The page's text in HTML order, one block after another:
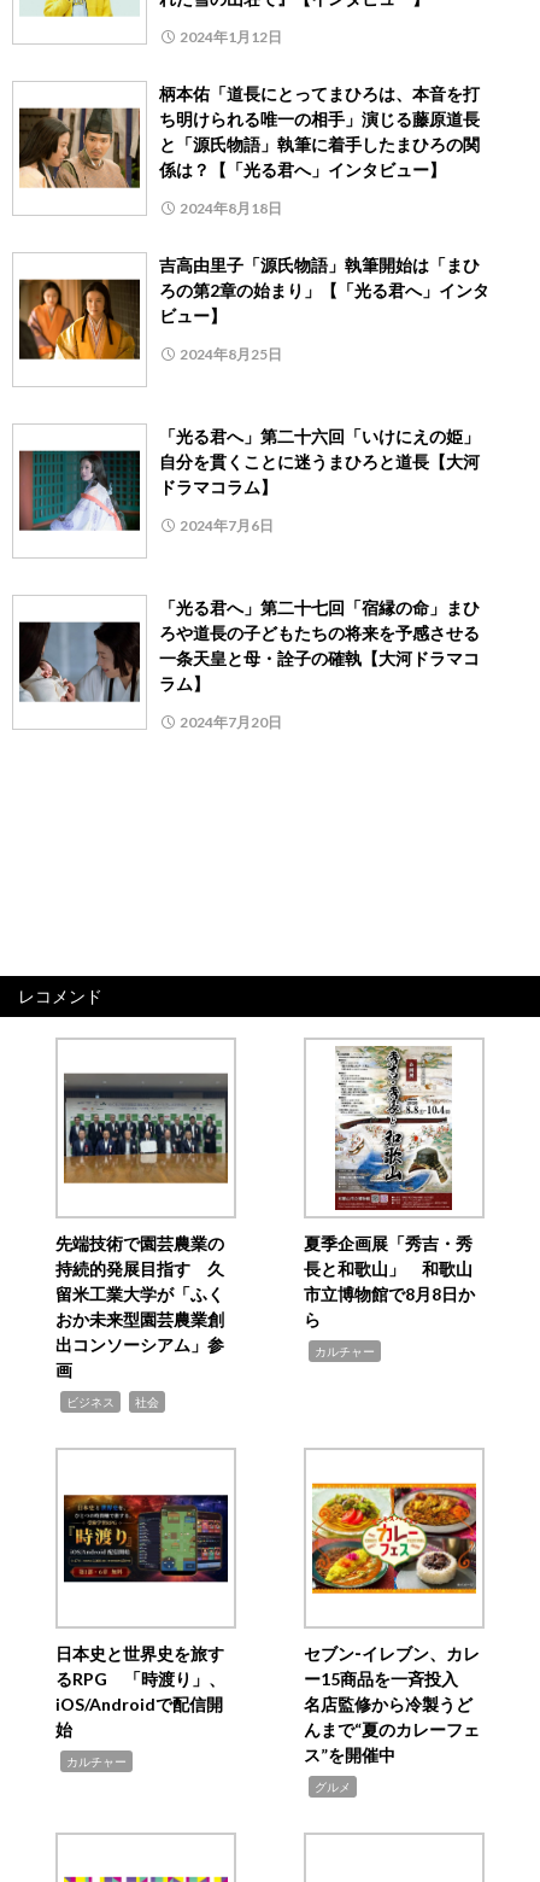
2024年1月12日
柄本佑「道長にとってまひろは、本音を打
ち明けられる唯一の相手」演じる藤原道長
と「源氏物語」執筆に着手したまひろの関
係は？【「光る君へ」インタビュー】
2024年8月18日
吉高由里子「源氏物語」執筆開始は「まひ
ろの第2章の始まり」【「光る君へ」インタ
ビュー】
2024年8月25日
「光る君へ」第二十六回「いけにえの姫」
自分を貫くことに迷うまひろと道長【大河
ドラマコラム】
2024年7月6日
「光る君へ」第二十七回「宿縁の命」まひ
ろや道長の子どもたちの将来を予感させる
一条天皇と母・詮子の確執【大河ドラマコ
ラム】
2024年7月20日
レコメンド
先端技術で園芸農業の
持続的発展目指す 久
留米工業大学が「ふく
おか未来型園芸農業創
出コンソーシアム」参
画
ビジネス 社会
夏季企画展「秀吉・秀
長と和歌山」 和歌山
市立博物館で8月8日か
ら
カルチャー
日本史と世界史を旅す
るRPG 「時渡り」、
iOS/Androidで配信開
始
カルチャー
セブン‐イレブン、カレ
ー15商品を一斉投入
名店監修から冷製うど
んまで“夏のカレーフェ
ス”を開催中
グルメ